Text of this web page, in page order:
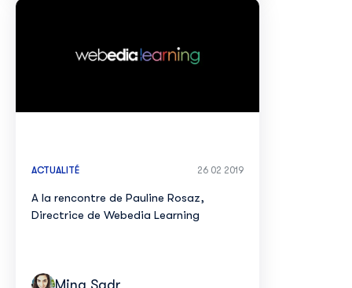
ACTUALITÉ 26 02 2019
A la rencontre de Pauline Rosaz,
Directrice de Webedia Learning
Mina Sadr